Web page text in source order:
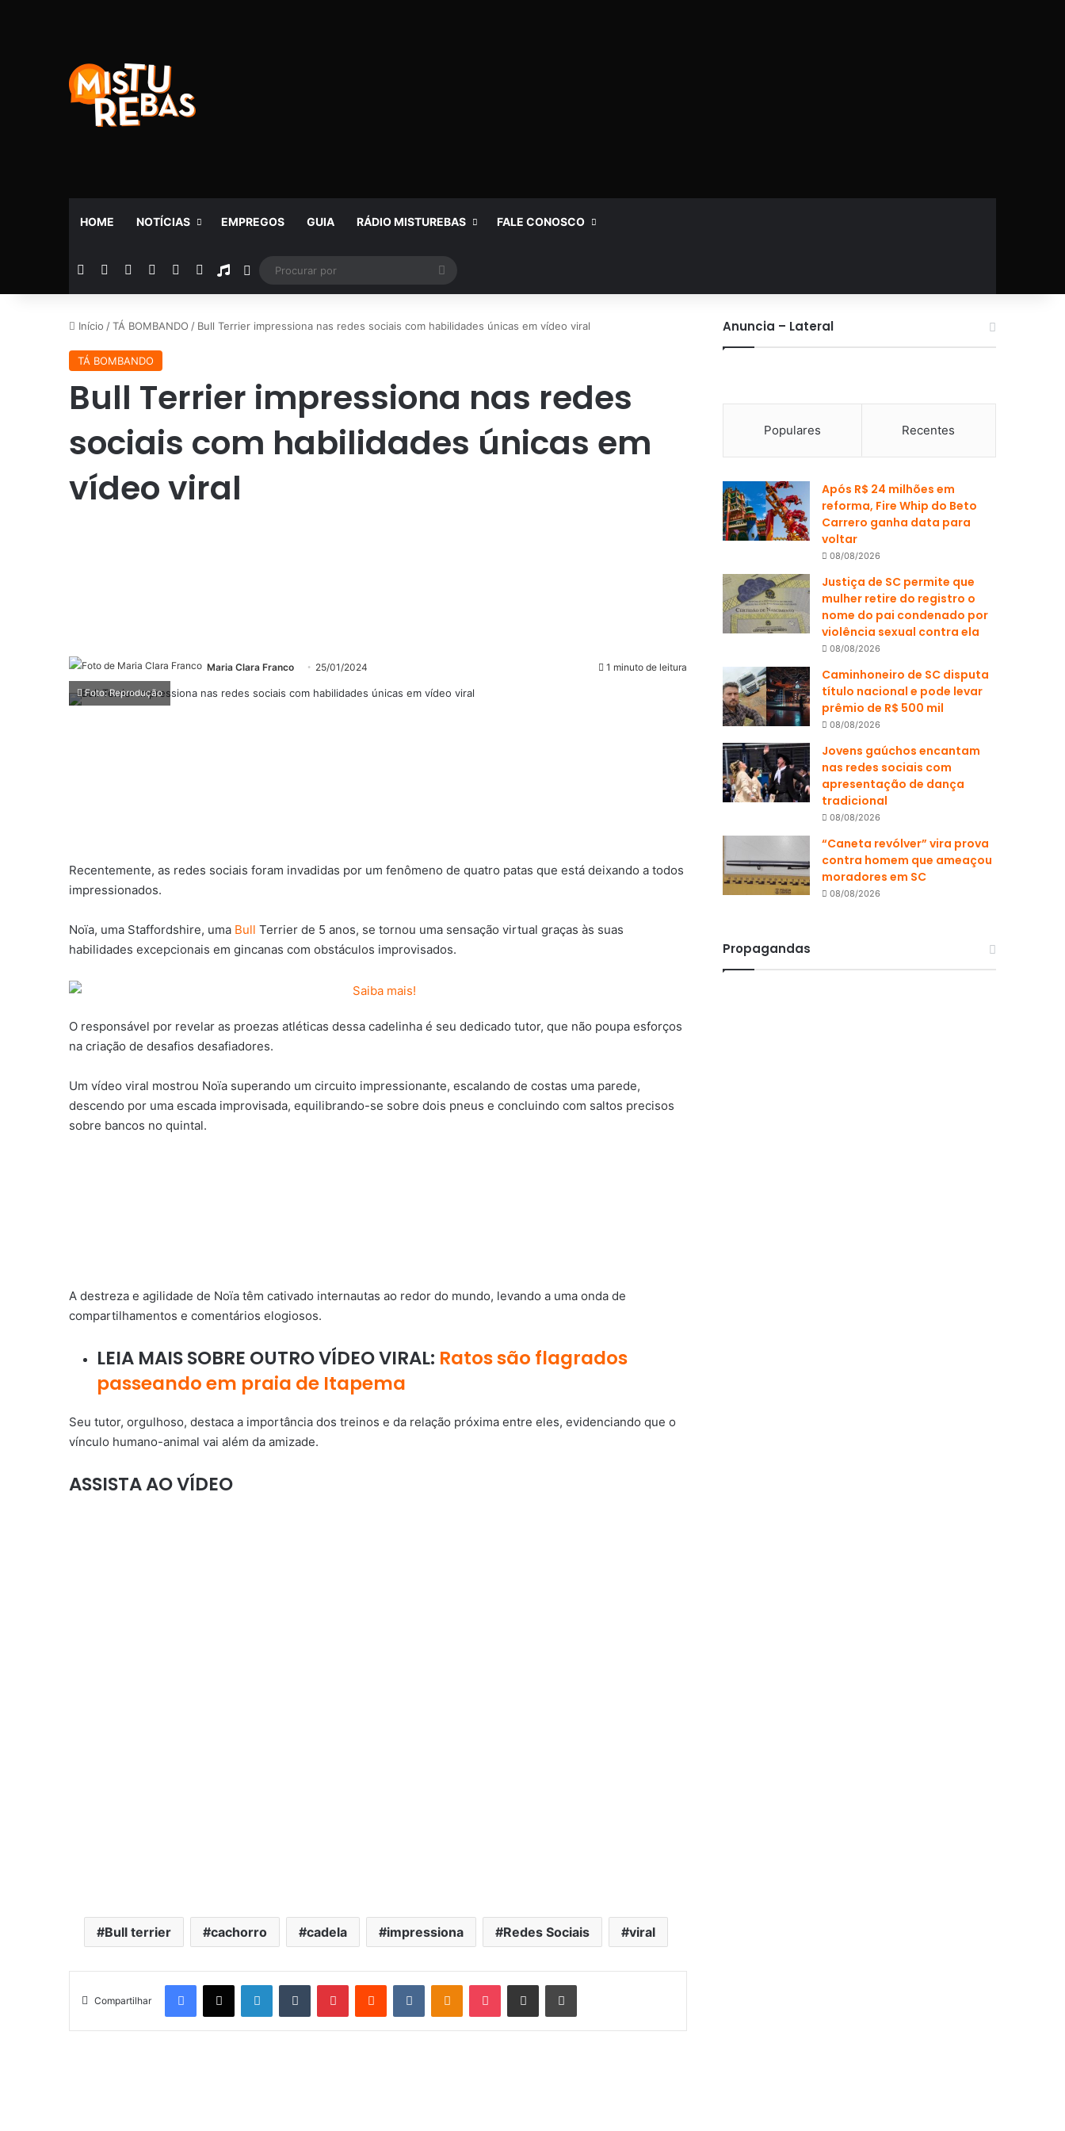
HOME NOTÍCIAS EMPREGOS GUIA RÁDIO MISTUREBAS FALE CONOSCO
Facebook YouTubeInstagramTelegramWhatsApp
Rádio Switch skin
por
Início /TÁ BOMBANDO / Bull Terrier impressiona nas redes sociais com habilidades únicas em vídeo viral
TÁ BOMBANDO
Bull Terrier impressiona nas redes
sociais com habilidades únicas em
vídeo viral
Maria Clara Franco 25/01/2024 1 minuto de leitura
Foto: Reprodução
Recentemente, as redes sociais foram invadidas por um fenômeno de quatro patas que está deixando a todos
impressionados.
Noïa, uma Staffordshire, uma Bull Terrier de 5 anos, se tornou uma sensação virtual graças às suas
habilidades excepcionais em gincanas com obstáculos improvisados.
O responsável por revelar as proezas atléticas dessa cadelinha é seu dedicado tutor, que não poupa esforços
na criação de desafios desafiadores.
Um vídeo viral mostrou Noïa superando um circuito impressionante, escalando de costas uma parede,
descendo por uma escada improvisada, equilibrando-se sobre dois pneus e concluindo com saltos precisos
sobre bancos no quintal.
A destreza e agilidade de Noïa têm cativado internautas ao redor do mundo, levando a uma onda de
compartilhamentos e comentários elogiosos.
LEIA MAIS SOBRE OUTRO VÍDEO VIRAL: Ratos são flagrados
passeando em praia de Itapema
Seu tutor, orgulhoso, destaca a importância dos treinos e da relação próxima entre eles, evidenciando que o
vínculo humano-animal vai além da amizade.
ASSISTA AO VÍDEO
Bull terrier cachorro cadela impressiona Redes Sociais viral
Compartilhar
Anuncia – Lateral
Populares Recentes
Após R$ 24 milhões em
reforma, Fire Whip do Beto
Carrero ganha data para
voltar
08/08/2026
Justiça de SC permite que
mulher retire do registro o
nome do pai condenado por
violência sexual contra ela
08/08/2026
Caminhoneiro de SC disputa
título nacional e pode levar
prêmio de R$ 500 mil
08/08/2026
Jovens gaúchos encantam
nas redes sociais com
apresentação de dança
tradicional
08/08/2026
“Caneta revólver” vira prova
contra homem que ameaçou
moradores em SC
08/08/2026
Propagandas